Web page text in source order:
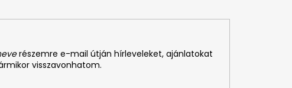
részemre e-mail útján hírleveleket, ajánlatokat
visszavonhatom.